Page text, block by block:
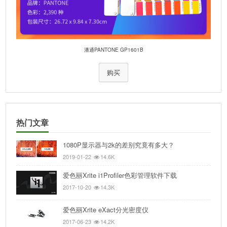
潘通PANTONE GP1601B
购买
热门文章
1080P显示器与2k的差别究竟有多大？
2019-01-22 14.6K
爱色丽Xrite i1Profiler色彩管理软件下载
2017-10-20 14.3K
爱色丽Xrite eXact分光密度仪
2017-06-23 14.2K